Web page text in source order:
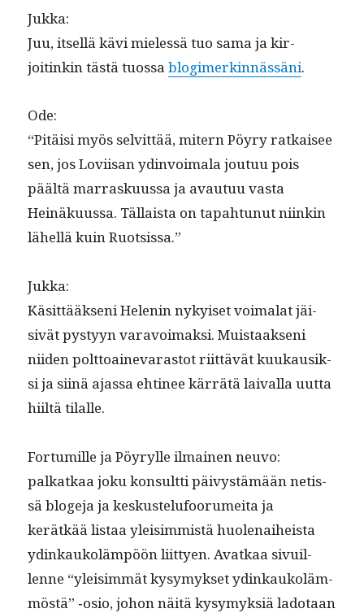
Juk­ka:
Juu, itsel­lä kävi mielessä tuo sama ja kir­
joitinkin tästä tuos­sablogimerkin­nässäni.
Ode:
“Pitäisi myös selvit­tää, mitern Pöyry ratkaisee
sen, jos Lovi­isan ydin­voimala joutuu pois
päältä mar­rasku­us­sa ja avau­tuu vas­ta
Heinäku­us­sa. Täl­laista on tapah­tunut niinkin
lähel­lä kuin Ruotsissa.”
Juk­ka:
Käsit­tääk­seni Helenin nykyiset voimalat jäi­
sivät pystyyn var­avoimak­si. Muis­taak­seni
niiden polt­toainevaras­tot riit­tävät kuukausik­
si ja siinä ajas­sa ehti­nee kär­rätä laival­la uut­ta
hiiltä tilalle.
For­tu­mille ja Pöyrylle ilmainen neu­vo:
palkatkaa joku kon­sult­ti päivys­tämään netis­
sä blo­ge­ja ja keskustelu­foo­rumei­ta ja
kerätkää lis­taa yleisim­mistä huole­nai­heista
ydinkaukoläm­pöön liit­tyen. Avatkaa sivuil­
lenne “yleisim­mät kysymyk­set ydinkaukoläm­
möstä” ‑osio, johon näitä kysymyk­siä lado­taan